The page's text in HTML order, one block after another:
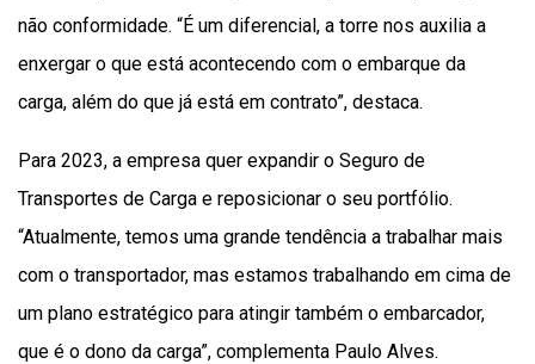
não conformidade. “É um diferencial, a torre nos auxilia a
enxergar o que está acontecendo com o embarque da
carga, além do que já está em contrato”, destaca.
Para 2023, a empresa quer expandir o Seguro de
Transportes de Carga e reposicionar o seu portfólio.
“Atualmente, temos uma grande tendência a trabalhar mais
com o transportador, mas estamos trabalhando em cima de
um plano estratégico para atingir também o embarcador,
que é o dono da carga”, complementa Paulo Alves.